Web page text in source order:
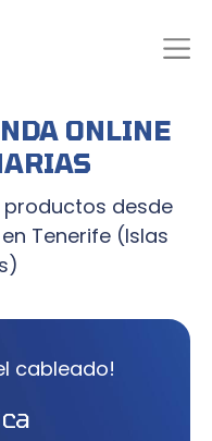
ONLINE
desde
Tenerife (Islas
cableado!